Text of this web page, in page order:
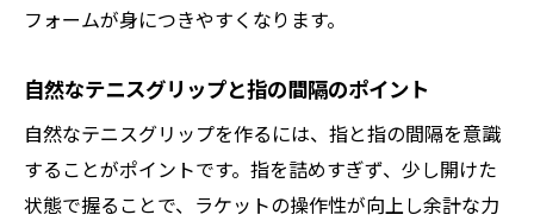
フォームが身につきやすくなります。
自然なテニスグリップと指の間隔のポイント
自然なテニスグリップを作るには、指と指の間隔を意識
することがポイントです。指を詰めすぎず、少し開けた
状態で握ることで、ラケットの操作性が向上し余計な力